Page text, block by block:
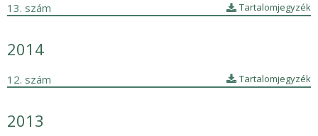
13. szám Tartalomjegyzék
2014
12. szám Tartalomjegyzék
2013